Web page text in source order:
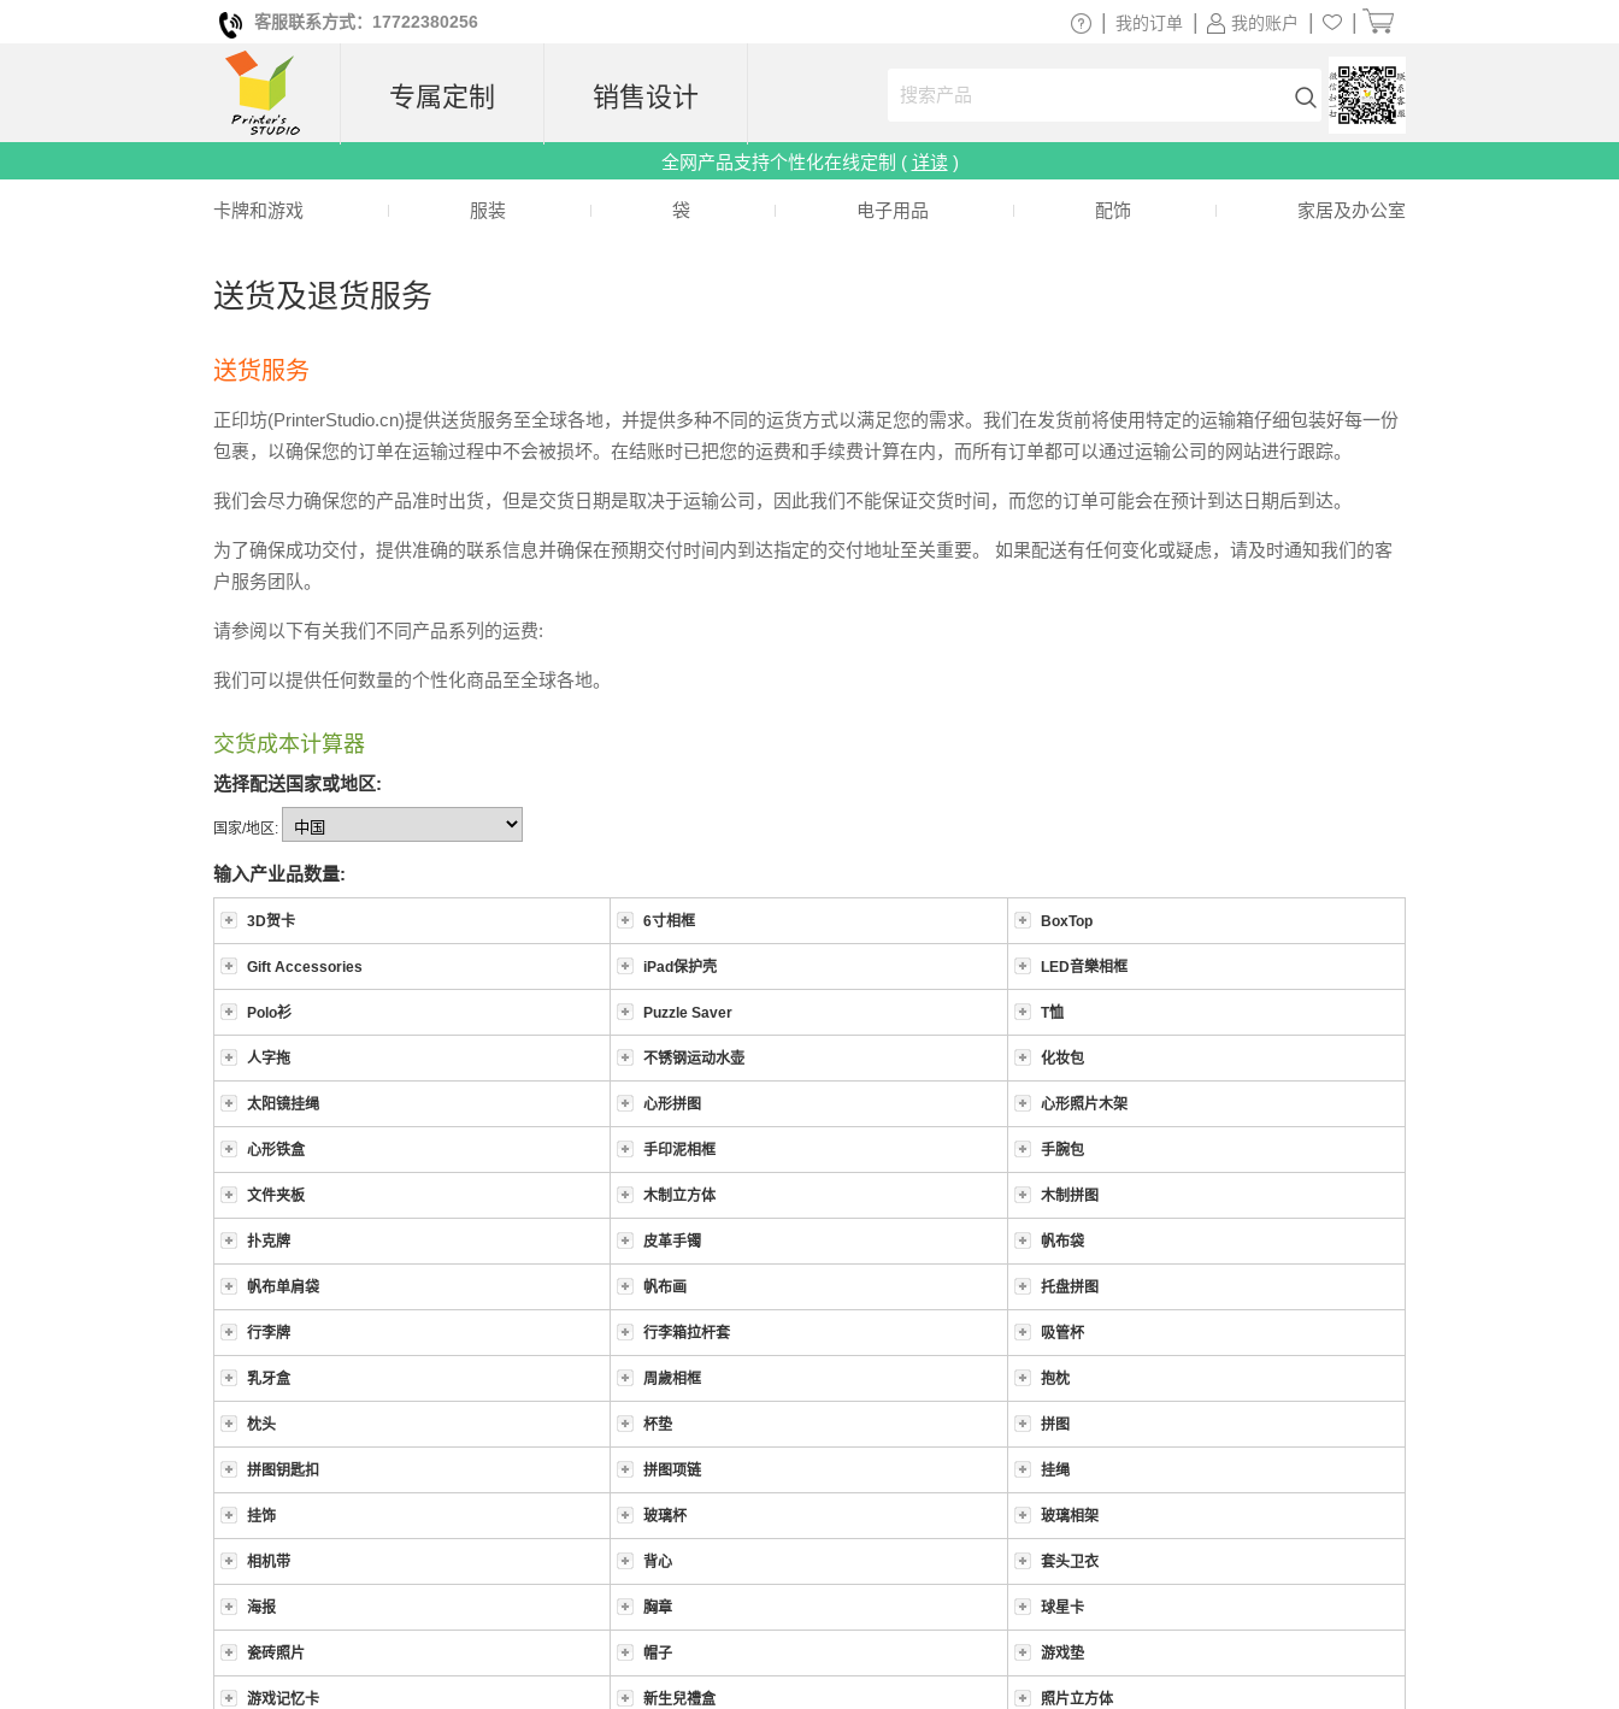
送货及退货服务
送货服务
正印坊(PrinterStudio.cn)提供送货服务至全球各地，并提供多种不同的运货方式以满足您的需求。我们在发货前将使用特定的运输箱仔细包装好每一份
包裹，以确保您的订单在运输过程中不会被损坏。在结账时已把您的运费和手续费计算在内，而所有订单都可以通过运输公司的网站进行跟踪。
我们会尽力确保您的产品准时出货，但是交货日期是取决于运输公司，因此我们不能保证交货时间，而您的订单可能会在预计到达日期后到达。
为了确保成功交付，提供准确的联系信息并确保在预期交付时间内到达指定的交付地址至关重要。 如果配送有任何变化或疑虑，请及时通知我们的客
户服务团队。
请参阅以下有关我们不同产品系列的运费:
我们可以提供任何数量的个性化商品至全球各地。
交货成本计算器
选择配送国家或地区:
国家/地区:
输入产业品数量:
3D贺卡 6寸相框 BoxTop
Gift Accessories iPad保护壳 LED音樂相框
Polo衫 Puzzle Saver T恤
人字拖 不锈钢运动水壶 化妆包
太阳镜挂绳 心形拼图 心形照片木架
心形铁盒 手印泥相框 手腕包
文件夹板 木制立方体 木制拼图
扑克牌 皮革手镯 帆布袋
帆布单肩袋 帆布画 托盘拼图
行李牌 行李箱拉杆套 吸管杯
乳牙盒 周歲相框 抱枕
枕头 杯垫 拼图
拼图钥匙扣 拼图项链 挂绳
挂饰 玻璃杯 玻璃相架
相机带 背心 套头卫衣
海报 胸章 球星卡
瓷砖照片 帽子 游戏垫
游戏记忆卡 新生兒禮盒 照片立方体
客服联系方式：17722380256 我的账户
我的订单
专属定制 销售设计
全网产品支持个性化在线定制 ( 详读)
卡牌和游戏 服装 袋 电子用品 配饰 家居及办公室